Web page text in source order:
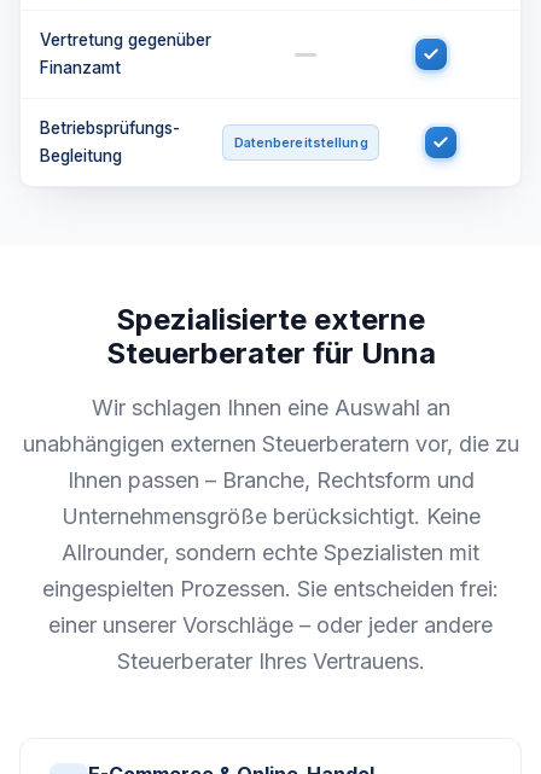
Vertretung gegenüber
Finanzamt
Betriebsprüfungs-
Begleitung
Datenbereitstellung
Spezialisierte externe
Steuerberater für Unna
Wir schlagen Ihnen eine Auswahl an
unabhängigen externen Steuerberatern vor, die zu
Ihnen passen – Branche, Rechtsform und
Unternehmensgröße berücksichtigt. Keine
Allrounder, sondern echte Spezialisten mit
eingespielten Prozessen. Sie entscheiden frei:
einer unserer Vorschläge – oder jeder andere
Steuerberater Ihres Vertrauens.